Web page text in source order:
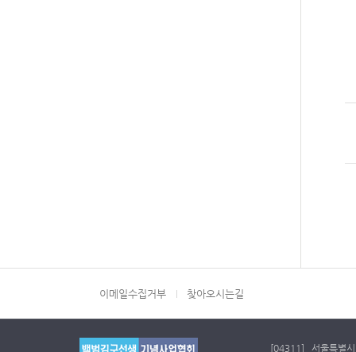
이메일수집거부 찾아오시는길
[04311] 서울특별